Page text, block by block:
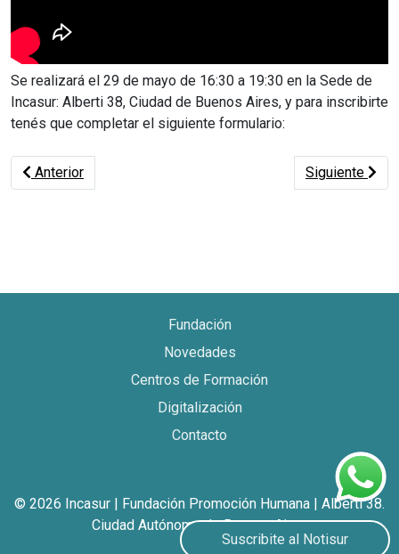
Se realizará el 29 de mayo de 16:30 a 19:30 en la Sede de
Incasur: Alberti 38, Ciudad de Buenos Aires, y para inscribirte
tenés que completar el siguiente formulario:
Artículo anterior: II ENCUENTRO Y DEBATE SOBRE LAS
Anterior Artículo
Siguiente
Fundación
Novedades
Centros de Formación
Digitalización
Contacto
Suscribite al Notisur
© 2026 Incasur | Fundación Promoción Humana | Alberti 38.
Ciudad Autónoma de Buenos Aires